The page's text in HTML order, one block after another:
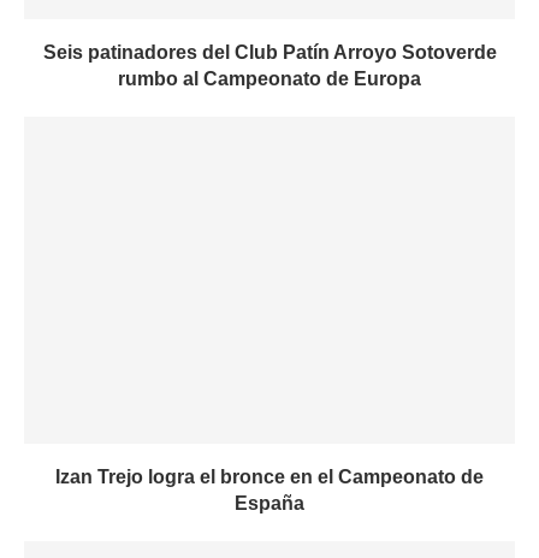
Seis patinadores del Club Patín Arroyo Sotoverde
rumbo al Campeonato de Europa
Izan Trejo logra el bronce en el Campeonato de
España